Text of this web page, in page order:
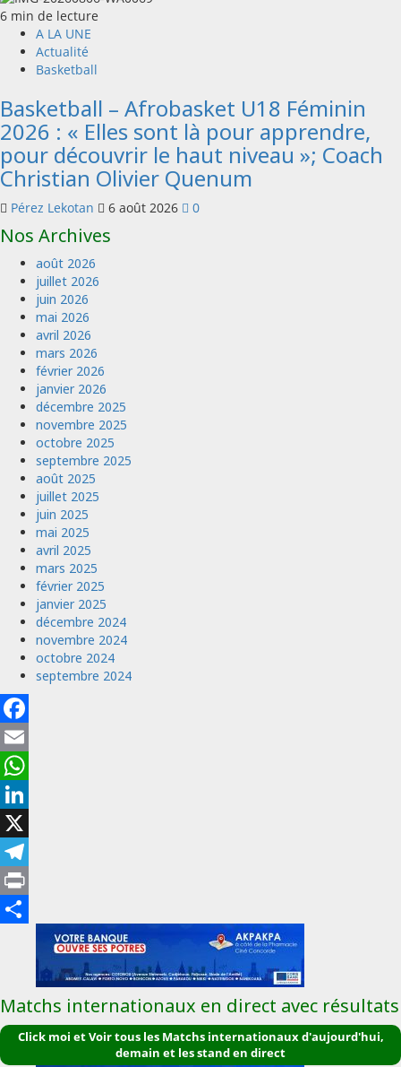
6 min de lecture
A LA UNE
Actualité
Basketball
Basketball – Afrobasket U18 Féminin
2026 : « Elles sont là pour apprendre,
pour découvrir le haut niveau »; Coach
Christian Olivier Quenum
Pérez Lekotan 6 août 2026 0
Nos Archives
août 2026
juillet 2026
juin 2026
mai 2026
avril 2026
mars 2026
février 2026
janvier 2026
décembre 2025
novembre 2025
octobre 2025
septembre 2025
août 2025
juillet 2025
juin 2025
mai 2025
avril 2025
mars 2025
février 2025
janvier 2025
décembre 2024
novembre 2024
octobre 2024
septembre 2024
Facebook
Email
WhatsApp
LinkedIn
X
Telegram
Print
Partager
Matchs internationaux en direct avec résultats
Click moi et Voir tous les Matchs internationaux d'aujourd'hui,
demain et les stand en direct